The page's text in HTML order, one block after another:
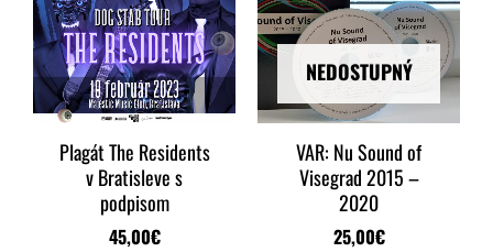
Plagát The Residents
v Bratisleve s
podpisom
45,00€
NEDOSTUPNÝ
VAR: Nu Sound of
Visegrad 2015 –
2020
25,00€